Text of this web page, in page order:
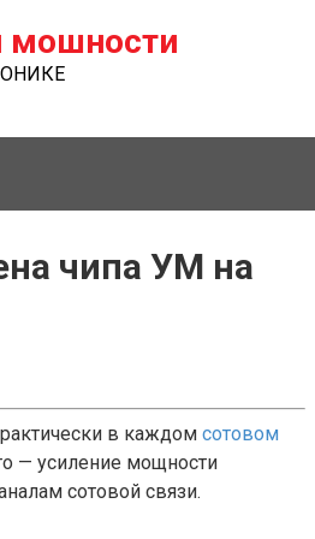
мошности
чипа УМ на
в каждом сотовом
— усиление мощности
сотовой связи.